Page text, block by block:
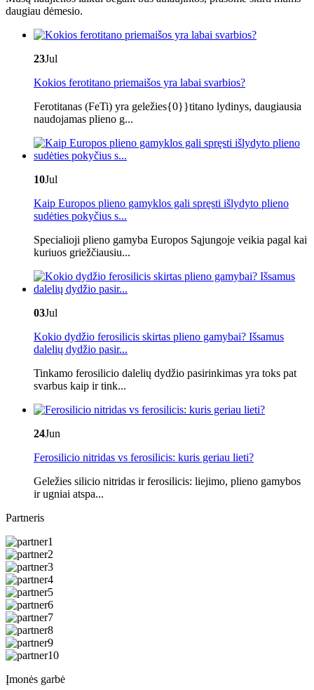
daugiau dėmesio.
23Jul
Kokios ferotitano priemaišos yra labai svarbios?
Ferotitanas (FeTi) yra geležies{0}}titano lydinys, daugiausia
naudojamas plieno g...
10Jul
Kaip Europos plieno gamyklos gali spręsti išlydyto plieno
sudėties pokyčius s...
Specialioji plieno gamyba Europos Sąjungoje veikia pagal kai
kuriuos griežčiausiu...
03Jul
Kokio dydžio ferosilicis skirtas plieno gamybai? Išsamus
dalelių dydžio pasir...
Tinkamo ferosilicio dalelių dydžio pasirinkimas yra toks pat
svarbus kaip ir tink...
24Jun
Ferosilicio nitridas vs ferosilicis: kuris geriau lieti?
Geležies silicio nitridas ir ferosilicis: liejimo, plieno gamybos
ir ugniai atspa...
Partneris
Įmonės garbė